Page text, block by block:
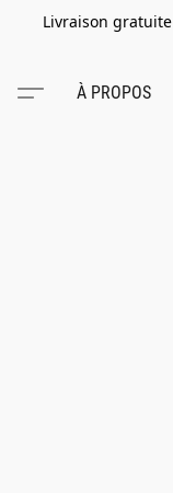
Livraison
À PROPOS